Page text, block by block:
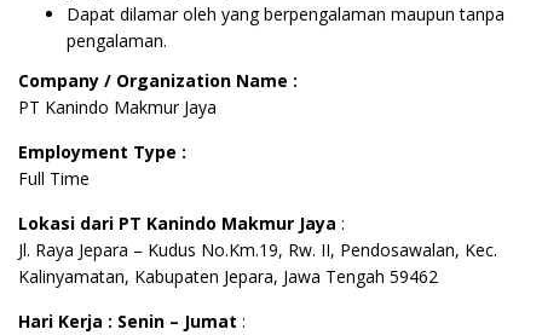
Dapat dilamar oleh yang berpengalaman maupun tanpa
pengalaman.
Company / Organization Name :
PT Kanindo Makmur Jaya
Employment Type :
Full Time
Lokasi dari PT Kanindo Makmur Jaya :
Jl. Raya Jepara – Kudus No.Km.19, Rw. II, Pendosawalan, Kec.
Kalinyamatan, Kabupaten Jepara, Jawa Tengah 59462
Hari Kerja : Senin – Jumat :